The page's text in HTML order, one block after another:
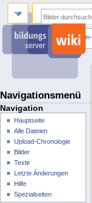
Navigationsmenü
Navigation
Hauptseite
Alle Dateien
Upload-Chronologie
Bilder
Texte
Letzte Änderungen
Hilfe
Spezialseiten